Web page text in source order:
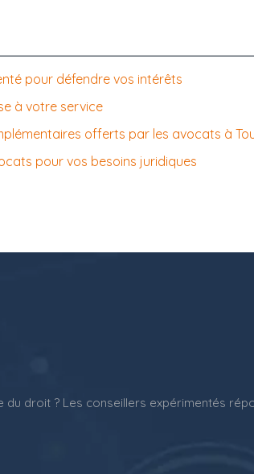
pour défendre vos intérêts
à votre service
offerts par les avocats à
pour vos besoins juridiques
droit ? Les conseillers expérimentés